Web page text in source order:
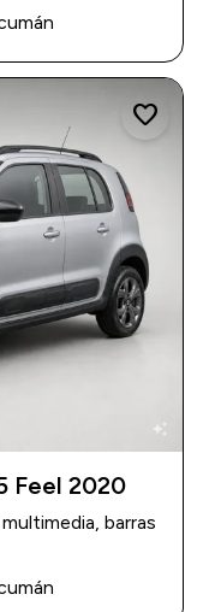
auto_awesome
Feel 2020
barras
favorite